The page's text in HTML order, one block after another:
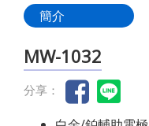
簡介
MW-1032
分享：